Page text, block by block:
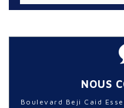
NOUS
Boulevard Beji Caid